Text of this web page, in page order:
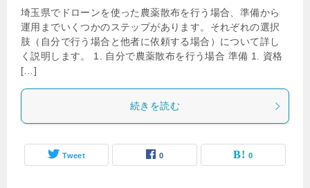
埼玉県でドローンを使った農薬散布を行う場合、準備から
運用までいくつかのステップがあります。それぞれの選択
肢（自分で行う場合と他者に依頼する場合）について詳し
く説明します。 1. 自分で農薬散布を行う場合 準備 1. 資格
[…]
続きを読む
Tweet 0 0